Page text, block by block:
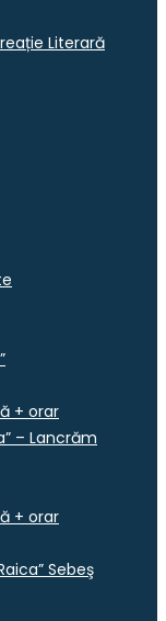
Literară
+ orar
– Lancrăm
+ orar
Sebeş